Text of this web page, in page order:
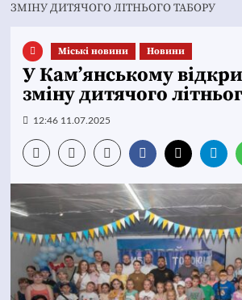
ЗМІНУ ДИТЯЧОГО ЛІТНЬОГО ТАБОРУ
Mіські новини Новини
У Кам’янському
зміну дитячого
12:46 11.07.2025